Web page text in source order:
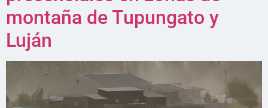
montaña de Tupungato y
Luján